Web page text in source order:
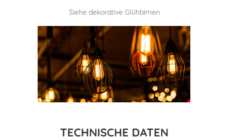
Siehe dekorative Glühbirnen
TECHNISCHE DATEN